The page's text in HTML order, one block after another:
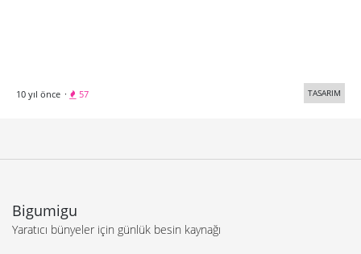
10 yıl önce · 57 TASARIM
Bigumigu
Yaratıcı bünyeler için günlük besin kaynağı